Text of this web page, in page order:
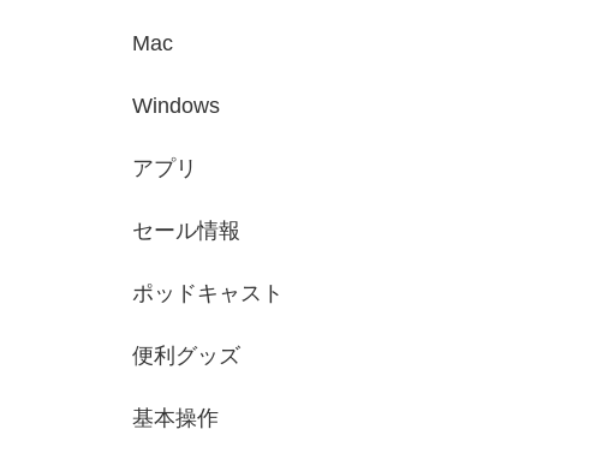
Mac
Windows
アプリ
セール情報
ポッドキャスト
便利グッズ
基本操作